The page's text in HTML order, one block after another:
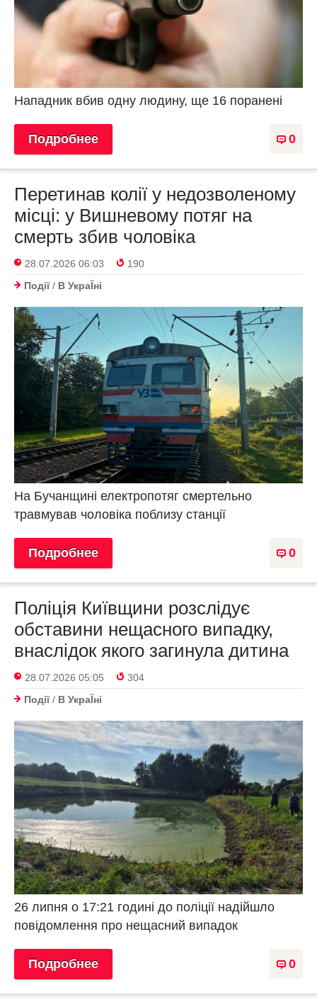
Нападник вбив одну людину, ще 16 поранені
0
Подробнее
Перетинав колії у недозволеному
місці: у Вишневому потяг на
смерть збив чоловіка
28.07.2026 06:03
190
Події/ В УкраЇнi
На Бучанщині електропотяг смертельно
травмував чоловіка поблизу станції
0
Подробнее
Поліція Київщини розслідує
обставини нещасного випадку,
внаслідок якого загинула дитина
28.07.2026 05:05
304
Події/ В УкраЇнi
26 липня о 17:21 годині до поліції надійшло
повідомлення про нещасний випадок
0
Подробнее